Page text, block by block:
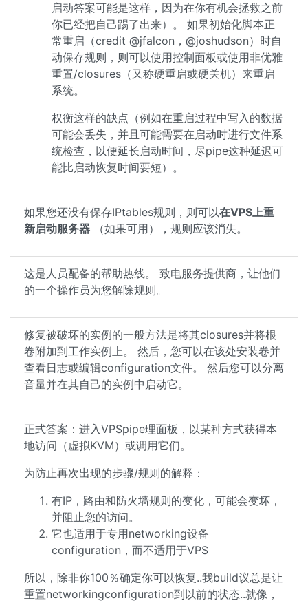
启动答案可能是这样，因为在你有机会拯救之前
你已经把自己踢了出来）。 如果初始化脚本正
常重启（credit @jfalcon，@joshudson）时自
动保存规则，则可以使用控制面板或使用非优雅
重置/closures（又称硬重启或硬关机）来重启
系统。
权衡这样的缺点（例如在重启过程中写入的数据
可能会丢失，并且可能需要在启动时进行文件系
统检查，以便延长启动时间，尽pipe这种延迟可
能比启动恢复时间要短）。
如果您还没有保存IPtables规则，则可以在VPS上重
新启动服务器 （如果可用），规则应该消失。
这是人员配备的帮助热线。 致电服务提供商，让他们
的一个操作员为您解除规则。
修复被破坏的实例的一般方法是将其closures并将根
卷附加到工作实例上。 然后，您可以在该处安装卷并
查看日志或编辑configuration文件。 然后您可以分离
音量并在其自己的实例中启动它。
正式答案：进入VPSpipe理面板，以某种方式获得本
地访问（虚拟KVM）或调用它们。
为防止再次出现的步骤/规则的解释：
有IP，路由和防火墙规则的变化，可能会变坏，
并阻止您的访问。
它也适用于专用networking设备
configuration，而不适用于VPS
所以，除非你100％确定你可以恢复..我build议总是让
重置networkingconfiguration到以前的状态..就像，